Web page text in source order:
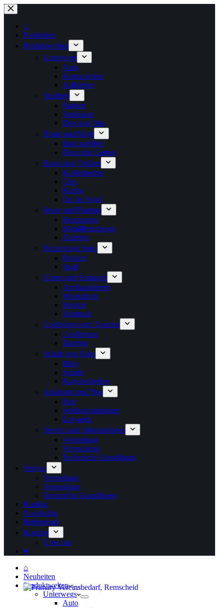
Zum
Inhalt
springen
⌂
Neuheiten
Produktwelten
Unterwegs
Auto
Kennzeichen
Aufkleber
Spielzeit
Fahnen
Sitzkissen
Dies und Das
Home and More
Bad und Bett
Haus und Garten
Essen und Trinken
Kaffeebecher
Glas
Küche
On the Road
Feuer und Flamme
Feuerzeuge
Metallfeuerzeuge
Zubehör
Freizeit und Spiel
Freizeit
Spiel
Uhren und Schmuck
Armbanduhren
Wanduhren
Wecker
Schmuck
Geldbörsen und Taschen
Geldbörsen
Taschen
Schule und Büro
Büro
Schule
Kugelschreiber
Anhänger und Pins
Pins
Schlüsselanhänger
Lanyards
Service und Informationen
Veredelung
Verpackung
Technische Grundlagen
Service
Veredelung
Verpackung
Technische Grundlagen
Katalog
Nachhaltig
Referenzen
Kontakt
Über uns
♥
⌂
Neuheiten
Produktwelten
Unterwegs
Auto